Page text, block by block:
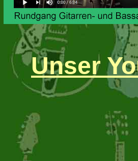
Unser